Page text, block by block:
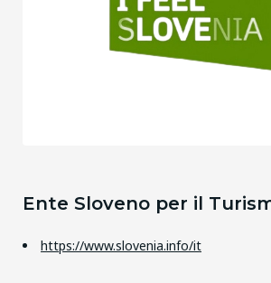
Ente Sloveno per il
https://www.slovenia.info/it